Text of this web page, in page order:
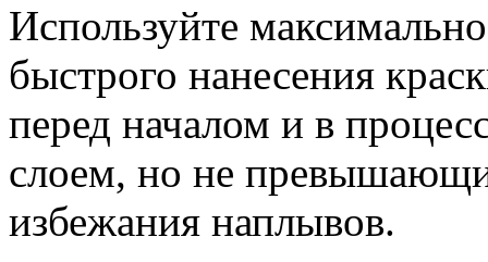
Используйте
быстрого нанесения
перед началом и в
слоем, но не
избежания наплывов.